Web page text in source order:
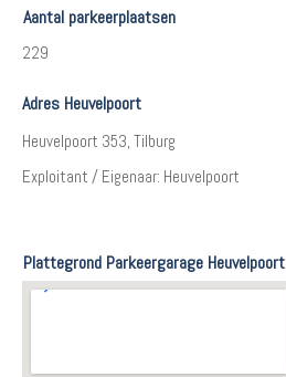
Aantal parkeerplaatsen
229
Adres Heuvelpoort
Heuvelpoort 353, Tilburg
Exploitant / Eigenaar: Heuvelpoort
Plattegrond Parkeergarage Heuvelpoort